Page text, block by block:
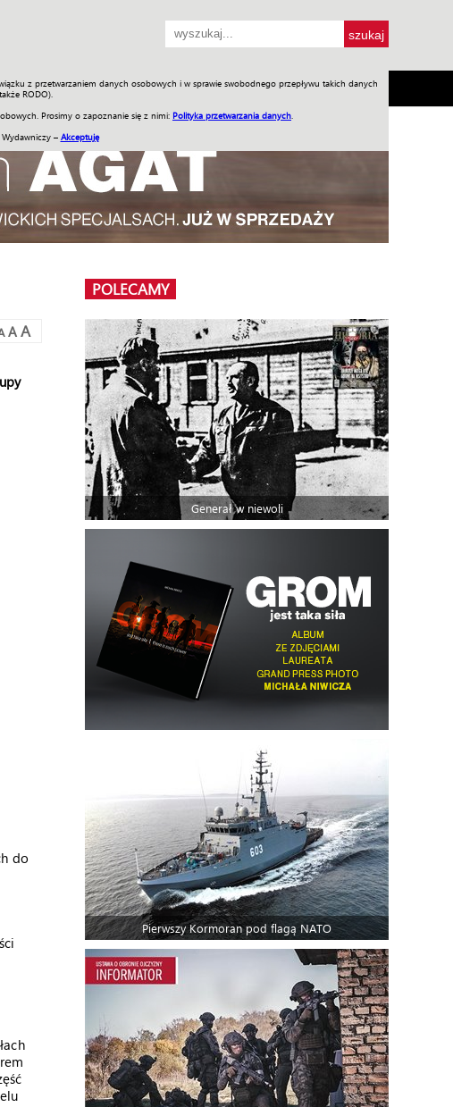
z przetwarzaniem danych osobowych i w sprawie swobodnego przepływu takich danych
RODO).
Prosimy o zapoznanie się z nimi: Polityka przetwarzania danych
– Akceptuję
ENGLISH SKLEP Jednodniówki Praca w WIW
A A
do
POLECAMY
Generał w niewoli
Pierwszy Kormoran pod flagą NATO